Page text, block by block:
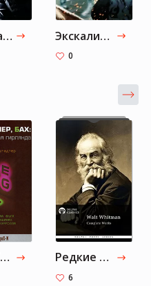
Пролетая над гнездом кукушки Экскалибур
0
Книга "Гедель, Эшер, Бах. Эта бесконечная гирлянда" Редкие и коллекционные книги Сильвестра Сталлоне
6